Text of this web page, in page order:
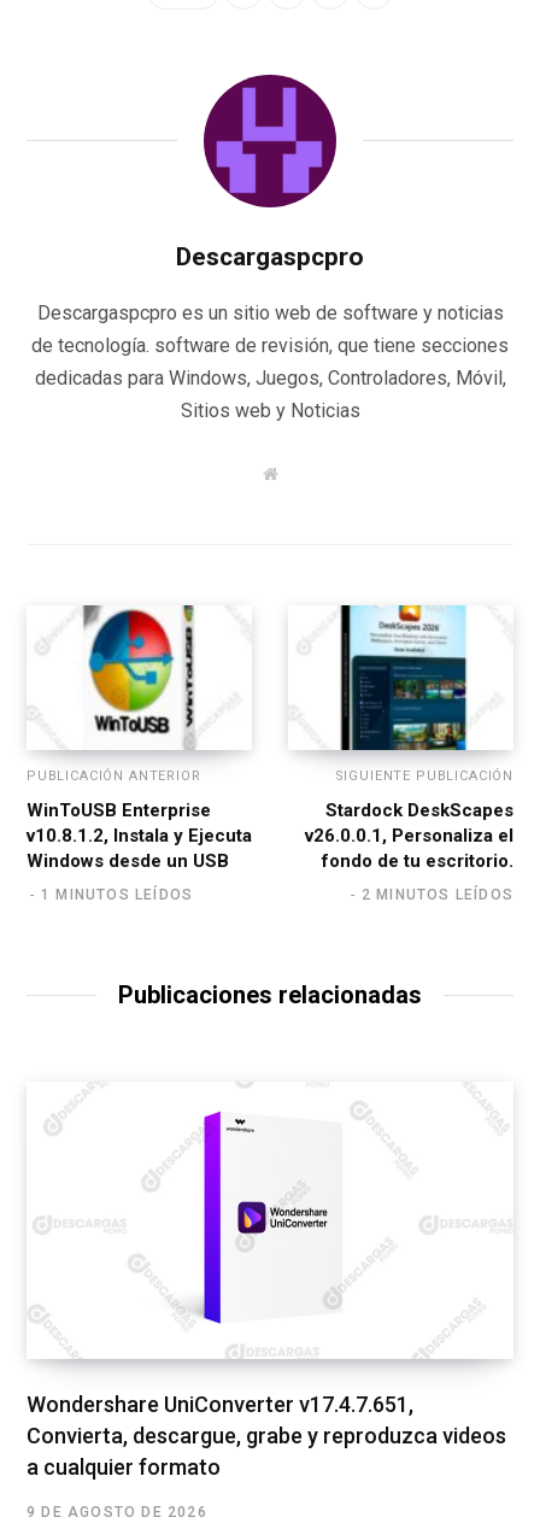
Descargaspcpro
Descargaspcpro es un sitio web de software y noticias
de tecnología. software de revisión, que tiene secciones
dedicadas para Windows, Juegos, Controladores, Móvil,
Sitios web y Noticias
W
PUBLICACIÓN ANTERIOR
WinToUSB Enterprise
v10.8.1.2, Instala y Ejecuta
Windows desde un USB
1 MINUTOS LEÍDOS
SIGUIENTE PUBLICACIÓN
Stardock DeskScapes
v26.0.0.1, Personaliza el
fondo de tu escritorio.
2 MINUTOS LEÍDOS
Publicaciones relacionadas
Wondershare UniConverter v17.4.7.651,
Convierta, descargue, grabe y reproduzca videos
a cualquier formato
9 DE AGOSTO DE 2026